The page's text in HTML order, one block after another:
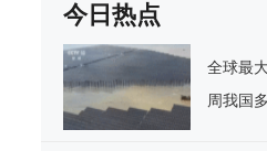
今日热点
全球最
周我国